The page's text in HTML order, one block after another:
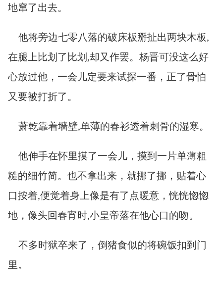
地窜了出去。
他将旁边七零八落的破床板掰扯出两块木板,
在腿上比划了比划,却又作罢。杨晋可没这么好
心放过他，一会儿定要来试探一番，正了骨怕
又要被打折了。
萧乾靠着墙壁,单薄的春衫透着刺骨的湿寒。
他伸手在怀里摸了一会儿，摸到一片单薄粗
糙的细竹简。也不拿出来，就挪了挪，贴着心
口按着,便觉着身上像是有了点暖意，恍恍惚惚
地，像头回春宵时,小皇帝落在他心口的吻。
不多时狱卒来了，倒猪食似的将碗饭扣到门
里。